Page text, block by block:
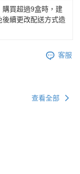
購買超過9盒時，建
續更改配送方式造
客服
查看全部